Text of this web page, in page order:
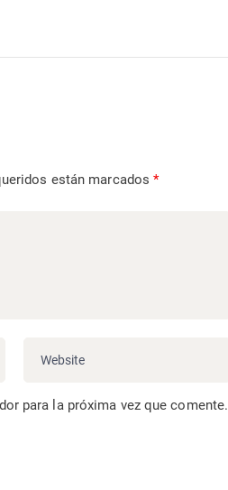
están marcados*
para la próxima vez que comente.